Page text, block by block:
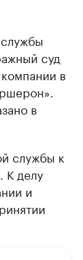
суд
в
в
службы к
К делу
и